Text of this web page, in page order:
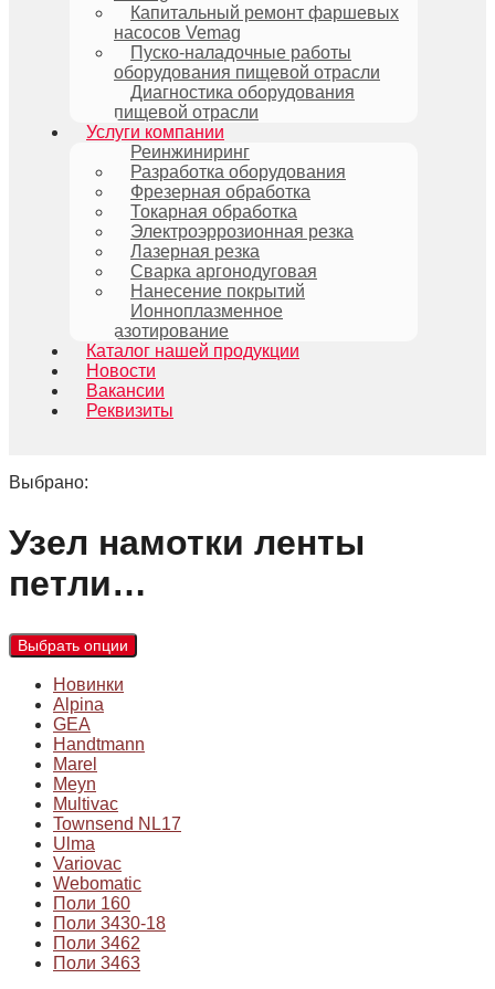
Капитальный ремонт фаршевых
насосов Vemag
Пуско-наладочные работы
оборудования пищевой отрасли
Диагностика оборудования
пищевой отрасли
Услуги компании
Реинжиниринг
Разработка оборудования
Фрезерная обработка
Токарная обработка
Электроэррозионная резка
Лазерная резка
Сварка аргонодуговая
Нанесение покрытий
Ионноплазменное
азотирование
Каталог нашей продукции
Новости
Вакансии
Реквизиты
Выбрано:
Узел намотки ленты
петли…
Выбрать опции
Новинки
Alpina
GEA
Handtmann
Marel
Meyn
Multivac
Townsend NL17
Ulma
Variovac
Webomatic
Поли 160
Поли 3430-18
Поли 3462
Поли 3463